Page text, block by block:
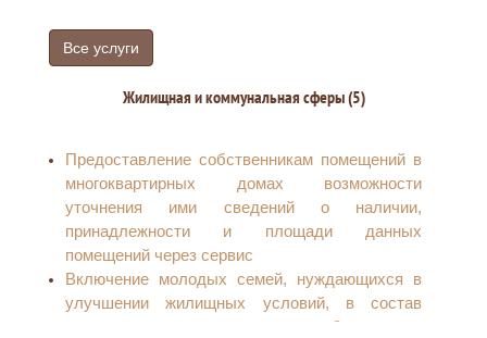
Все услуги
Жилищная и коммунальная сферы (5)
Предоставление собственникам помещений в
многоквартирных домах возможности
уточнения ими сведений о наличии,
принадлежности и площади данных
помещений через сервис
Включение молодых семей, нуждающихся в
улучшении жилищных условий, в состав
участников мероприятия по обеспечению